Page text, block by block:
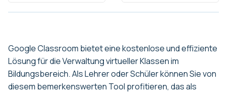
Google Classroom bietet eine kostenlose und effiziente
Lösung für die Verwaltung virtueller Klassen im
Bildungsbereich. Als Lehrer oder Schüler können Sie von
diesem bemerkenswerten Tool profitieren, das als